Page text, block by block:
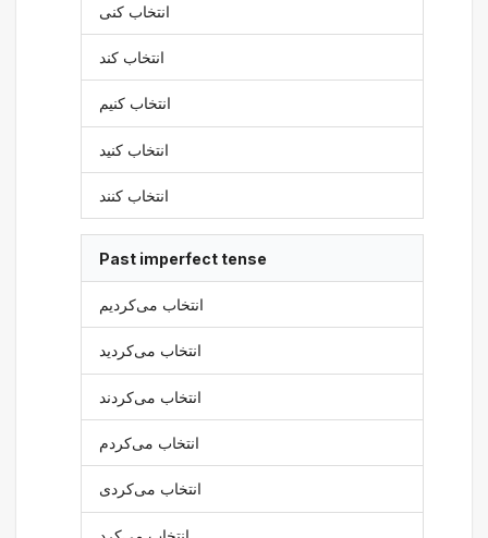
انتخاب کنی
انتخاب کند
انتخاب کنیم
انتخاب کنید
انتخاب کنند
Past imperfect tense
انتخاب می‌کردیم
انتخاب می‌کردید
انتخاب می‌کردند
انتخاب می‌کردم
انتخاب می‌کردی